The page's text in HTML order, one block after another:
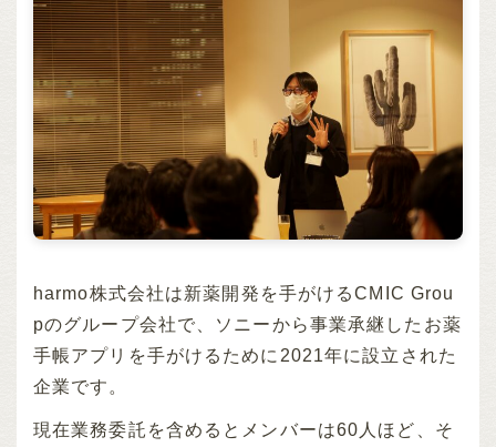
harmo株式会社は新薬開発を手がけるCMIC Grou
pのグループ会社で、ソニーから事業承継したお薬
手帳アプリを手がけるために2021年に設立された
企業です。
現在業務委託を含めるとメンバーは60人ほど、そ